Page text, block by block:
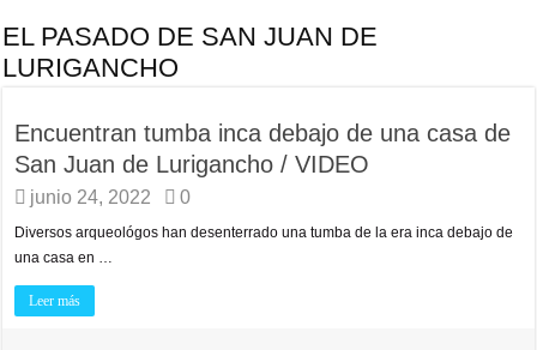
EL PASADO DE SAN JUAN DE
LURIGANCHO
Encuentran tumba inca debajo de una casa de
San Juan de Lurigancho / VIDEO
junio 24, 2022 0
Diversos arqueológos han desenterrado una tumba de la era inca debajo de
una casa en …
Leer más